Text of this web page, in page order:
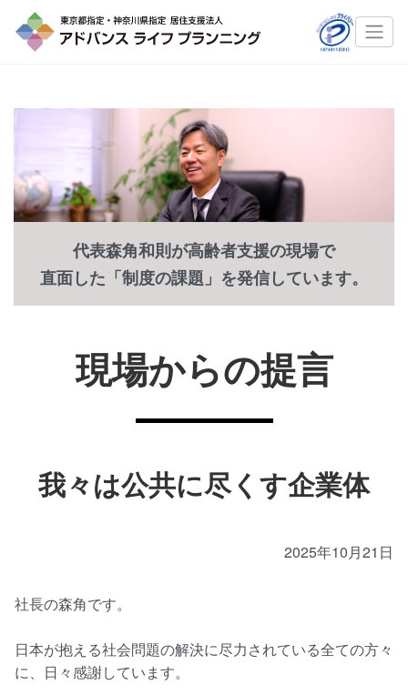
代表森角和則が高齢者支援の現場で
直面した「制度の課題」を発信しています。
現場からの提言
我々は公共に尽くす企業体
2025年10月21日
社長の森角です。
日本が抱える社会問題の解決に尽力されている全ての方々
に、日々感謝しています。